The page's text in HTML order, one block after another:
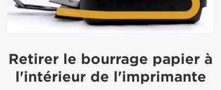
Retirer le bourrage papier à
l'intérieur de l'imprimante